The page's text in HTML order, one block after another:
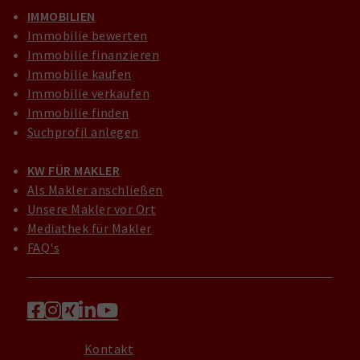
IMMOBILIEN
Immobilie bewerten
Immobilie finanzieren
Immobilie kaufen
Immobilie verkaufen
Immobilie finden
Suchprofil anlegen
KW FÜR MAKLER
Als Makler anschließen
Unsere Makler vor Ort
Mediathek für Makler
FAQ's
Kontakt